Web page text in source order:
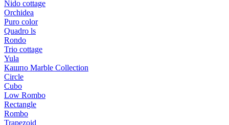
Nido cottage
Orchidea
Puro color
Quadro ls
Rondo
Trio cottage
Yula
Кашпо Marble Collection
Circle
Cubo
Low Rombo
Rectangle
Rombo
Trapezoid